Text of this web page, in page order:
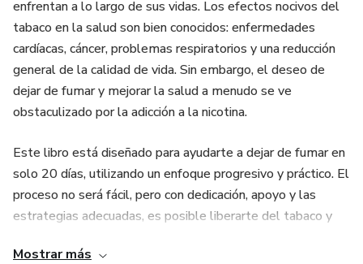
enfrentan a lo largo de sus vidas. Los efectos nocivos del
tabaco en la salud son bien conocidos: enfermedades
cardíacas, cáncer, problemas respiratorios y una reducción
general de la calidad de vida. Sin embargo, el deseo de
dejar de fumar y mejorar la salud a menudo se ve
obstaculizado por la adicción a la nicotina.
Este libro está diseñado para ayudarte a dejar de fumar en
solo 20 días, utilizando un enfoque progresivo y práctico. El
proceso no será fácil, pero con dedicación, apoyo y las
estrategias adecuadas, es posible liberarte del tabaco y
Mostrar más